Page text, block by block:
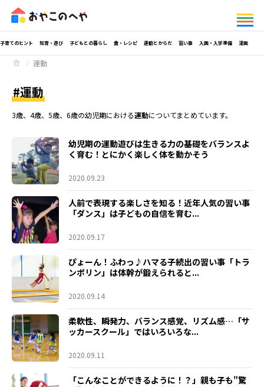
子育てのヒント 知育・遊び 子どもとの暮らし 食・レシピ 運動とからだ 習い事 入園・入学準備 漫画
運動
運動
3歳、4歳、5歳、6歳の幼児期における運動についてまとめています。
幼児期の運動遊びは生きる力の基礎をバランスよ
く育む！とにかく楽しく体を動かそう
2020.09.23
人前で表現する楽しさを知る！近年人気の習い事
「ダンス」は子どもの自信を育む...
2020.09.17
ぴょーん！ふわっ♪ハマる子続出の習い事「トラ
ンポリン」は体幹が鍛えられると...
2020.09.14
柔軟性、瞬発力、バランス感覚、リズム感…「サ
ッカースクール」ではいろいろな...
2020.09.11
「こんなことができるように！？」親も子も"驚